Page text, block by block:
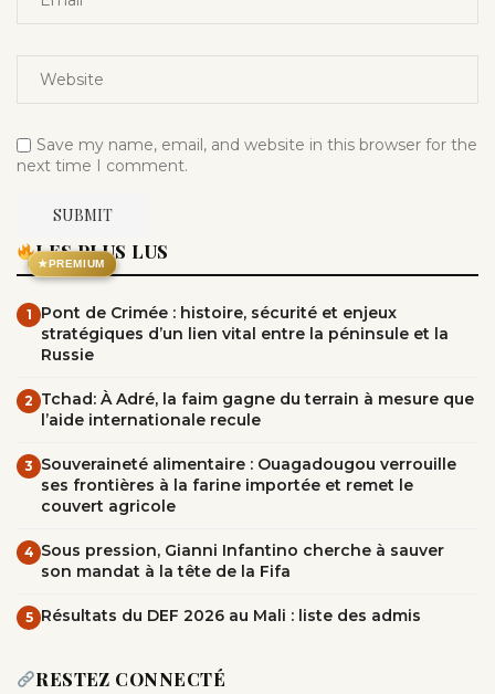
Save my name, email, and website in this browser for the
next time I comment.
★PREMIUM
LES PLUS LUS
1
Pont de Crimée : histoire, sécurité et enjeux
stratégiques d’un lien vital entre la péninsule et la
Russie
2 Tchad: À Adré, la faim gagne du terrain à mesure que
l’aide internationale recule
3 Souveraineté alimentaire : Ouagadougou verrouille
ses frontières à la farine importée et remet le
couvert agricole
4 Sous pression, Gianni Infantino cherche à sauver
son mandat à la tête de la Fifa
5 Résultats du DEF 2026 au Mali : liste des admis
RESTEZ CONNECTÉ